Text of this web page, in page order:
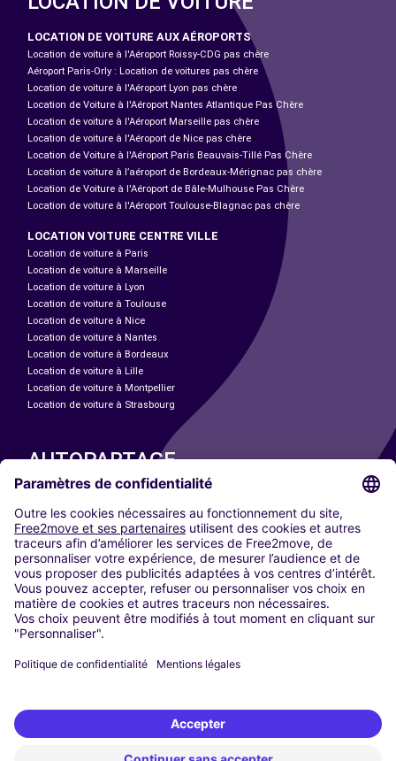
LOCATION DE VOITURE AUX AÉROPORTS
Location de voiture à l'Aéroport Roissy-CDG pas chère
Aéroport Paris-Orly : Location de voitures pas chère
Location de voiture à l'Aéroport Lyon pas chère
Location de Voiture à l'Aéroport Nantes Atlantique Pas Chère
Location de voiture à l'Aéroport Marseille pas chère
Location de voiture à l'Aéroport de Nice pas chère
Location de Voiture à l'Aéroport Paris Beauvais-Tillé Pas Chère
Location de voiture à l’aéroport de Bordeaux-Mérignac pas chère
Location de Voiture à l'Aéroport de Bâle-Mulhouse Pas Chère
Location de voiture à l'Aéroport Toulouse-Blagnac pas chère
LOCATION VOITURE CENTRE VILLE
Location de voiture à Paris
Location de voiture à Marseille
Location de voiture à Lyon
Location de voiture à Toulouse
Location de voiture à Nice
Location de voiture à Nantes
Location de voiture à Bordeaux
Location de voiture à Lille
Location de voiture à Montpellier
Location de voiture à Strasbourg
AUTOPARTAGE
Paris
Madrid
Washington DC
Milan
Rome
Turin
Vienne
Berlin
Düsseldorf